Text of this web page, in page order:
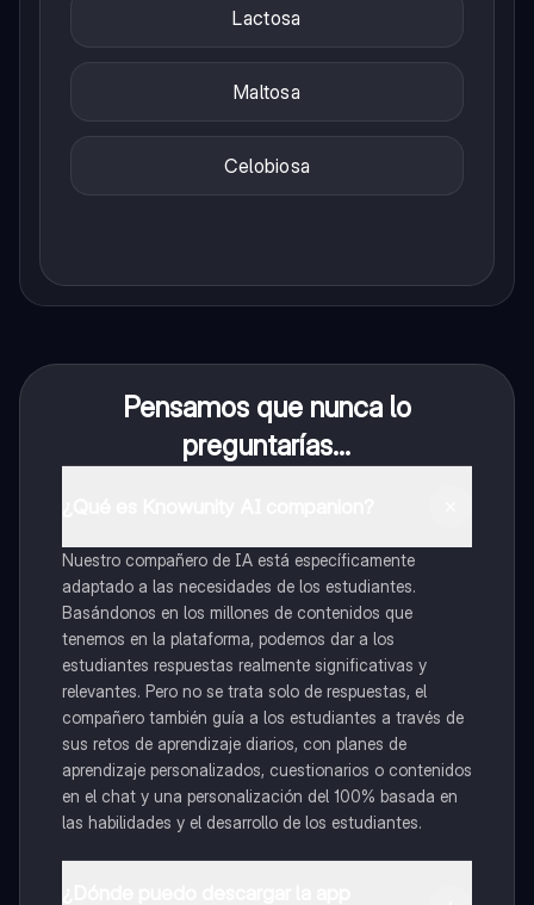
Lactosa
Maltosa
Celobiosa
Pensamos que nunca lo
preguntarías...
Nuestro compañero de IA está específicamente
adaptado a las necesidades de los estudiantes.
Basándonos en los millones de contenidos que
tenemos en la plataforma, podemos dar a los
estudiantes respuestas realmente significativas y
relevantes. Pero no se trata solo de respuestas, el
compañero también guía a los estudiantes a través de
sus retos de aprendizaje diarios, con planes de
aprendizaje personalizados, cuestionarios o contenidos
en el chat y una personalización del 100% basada en
las habilidades y el desarrollo de los estudiantes.